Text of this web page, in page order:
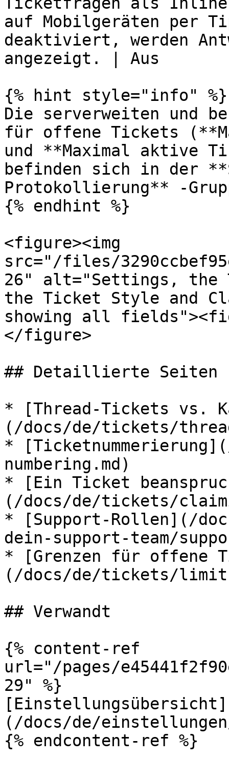
auf Mobilgeräten per
deaktiviert, werden
angezeigt. | Aus
{% hint style="info" %}
Die serverweiten und
für offene Tickets
und **Maximal aktive
befinden sich in der
Protokollierung** -
{% endhint %}
<figure><img
src="/files/
26" alt="Settings, the
the Ticket Style and
showing all
</figure>
## Detaillierte Seiten
* [Thread-Tickets vs.
(/docs/de/tickets/
*
numbering.md)
* [Ein Ticket
(/docs/de/tickets/
* [Support-Rollen](/
dein-support-team/
* [Grenzen für offene
(/docs/de/tickets/
## Verwandt
{% content-ref
url="/pages/
29" %}
[Einstellungsübersicht]
(/docs/de/
{% endcontent-ref %}